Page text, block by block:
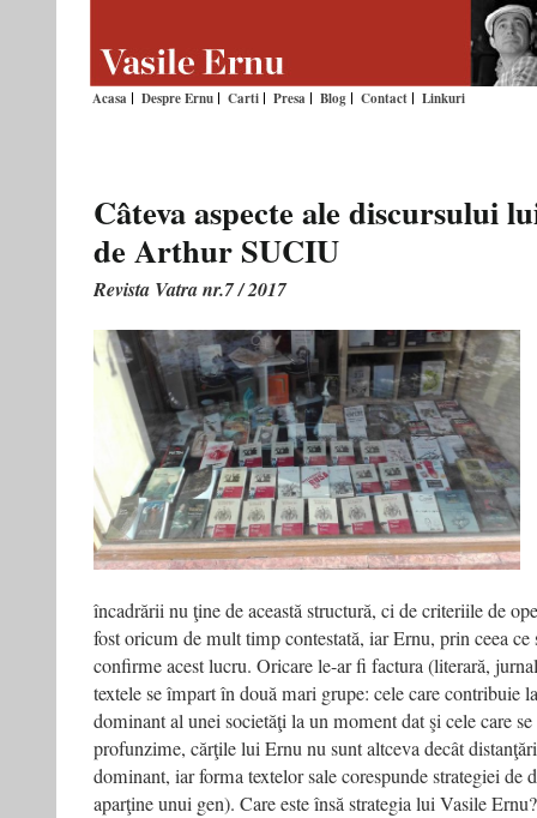
Acasa Despre Ernu Carti Presa Blog Contact Linkuri
Câteva aspecte ale discursului
de Arthur SUCIU
Revista Vatra nr.7 / 2017
încadrării nu ţine de această structură, ci de criteriile de
fost oricum de mult timp contestată, iar Ernu, prin ceea ce
confirme acest lucru. Oricare le-ar fi factura (literară,
textele se împart în două mari grupe: cele care contribuie
dominant al unei societăţi la un moment dat şi cele care
profunzime, cărţile lui Ernu nu sunt altceva decât
dominant, iar forma textelor sale corespunde strategiei de
aparţine unui gen). Care este însă strategia lui Vasile Ernu?